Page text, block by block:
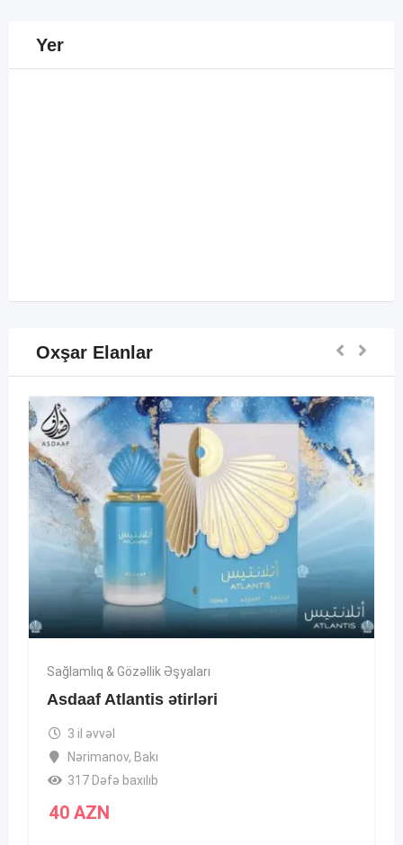
Yer
Oxşar Elanlar
Sağlamlıq & Gözəllik Əşyaları
Asdaaf Atlantis ətirləri
3 il əvvəl
Nərimanov, Bakı
317 Dəfə baxılıb
40 AZN